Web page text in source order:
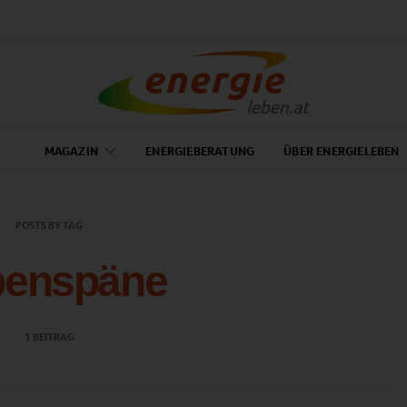
MAGAZIN ENERGIEBERATUNG ÜBER ENERGIELEBEN
POSTS BY TAG
1 BEITRAG